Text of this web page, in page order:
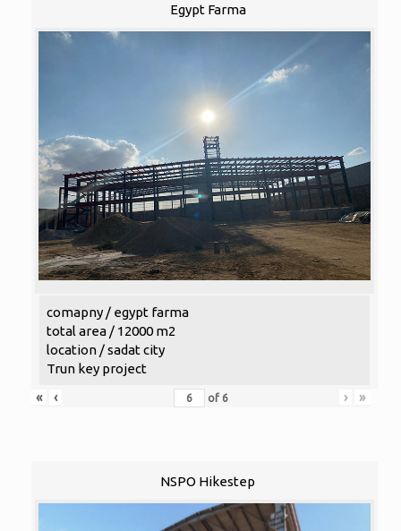
Egypt Farma
comapny / egypt farma
total area / 12000 m2
location / sadat city
Trun key project
«
‹ of 6 › »
NSPO Hikestep